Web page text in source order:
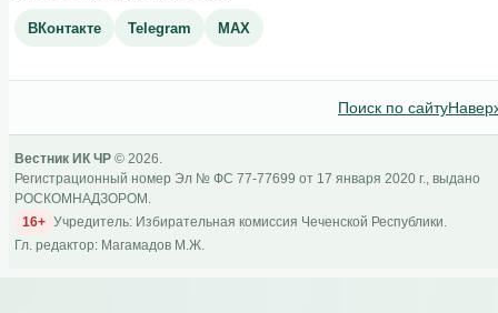
ВКонтакте Telegram MAX
Поиск по сайту
Вестник ИК ЧР © 2026.
Регистрационный номер Эл № ФС 77-77699 от 17 января 2020 г., выдано
РОСКОМНАДЗОРОМ.
16+ Учредитель: Избирательная комиссия Чеченской Республики.
Гл. редактор: Магамадов М.Ж.